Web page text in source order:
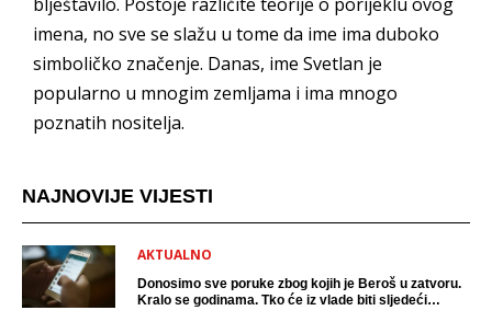
imena, no sve se slažu u tome da ime ima duboko
simboličko značenje. Danas, ime Svetlan je
popularno u mnogim zemljama i ima mnogo
poznatih nositelja.
NAJNOVIJE VIJESTI
AKTUALNO
Donosimo sve poruke zbog kojih je Beroš u zatvoru.
Kralo se godinama. Tko će iz vlade biti sljedeći